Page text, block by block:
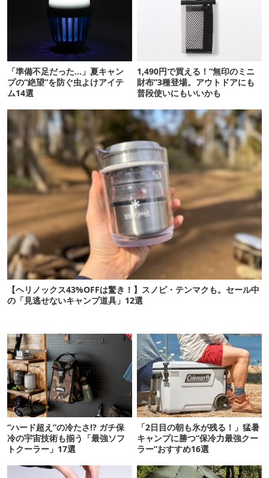
「準備不足だった…」夏キャン
プの“絶望”を防ぐ虫よけアイテ
ム14選
1,490円で買える！“無印のミニ
財布”3種登場。アウトドアにも
普段使いにもいいかも
【ヘリノックス43%OFFは驚き！】スノピ・テンマクも。セール中
の「見逃せないキャンプ道具」12選
“ハード超え”の冷たさ!? ガチ保
冷の宇宙技術も揃う「最強ソフ
トクーラー」17選
「2日目の朝も氷が残る！」猛暑
キャンプに勝つ“保冷力最強クー
ラー”おすすめ16選